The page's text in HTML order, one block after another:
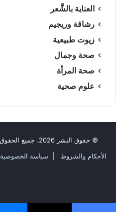
العناية بالشَّعر
رشاقة وريجيم
زيوت طبيعية
صحة وجمال
صحة المرأة
علوم صحية
© حقوق النشر 2026، جميع الحقوق محفوظة |
الأحكام والشروط
سياسة الخصوصية